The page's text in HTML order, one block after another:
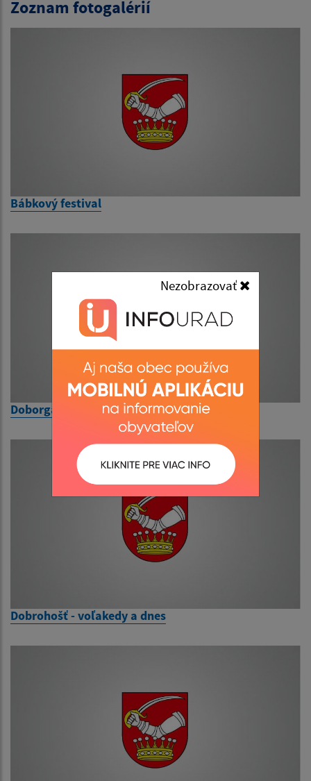
Nezobrazovať
Zoznam fotogalérií
Bábkový festival
Doborgaz – egyszer és ma
Dobrohošť - voľakedy a dnes